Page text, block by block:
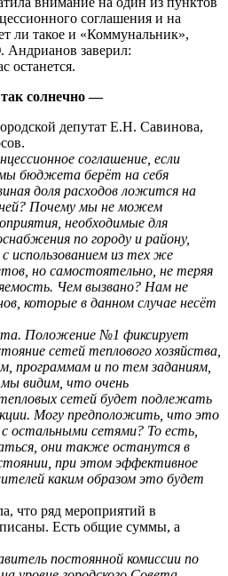
соглашения и на
ли такое и «Коммунальник»,
заверил:
останется.
солнечно —
депутат Е.Н. Савинова,
соглашение, если
бюджета берёт на себя
доля расходов ложится на
Почему мы не можем
необходимые для
по городу и району,
использованием из тех же
но самостоятельно, не теряя
Чем вызвано? Нам не
которые в данном случае несёт
Положение №1 фиксирует
сетей теплового хозяйства,
программам и по тем заданиям,
видим, что очень
сетей будет подлежать
Могу предположить, что это
остальными сетями? То есть,
они также останутся в
при этом эффективное
каким образом это будет
что ряд мероприятий в
Есть общие суммы, а
постоянной комиссии по